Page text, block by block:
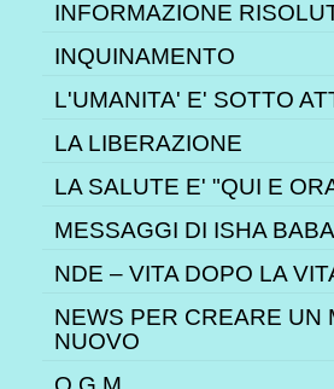
INFORMAZIONE
INQUINAMENTO
L'UMANITA' E' SOTTO
LA LIBERAZIONE
LA SALUTE E' "QUI E
MESSAGGI DI ISHA
NDE – VITA DOPO LA
NEWS PER CREARE UN
NUOVO